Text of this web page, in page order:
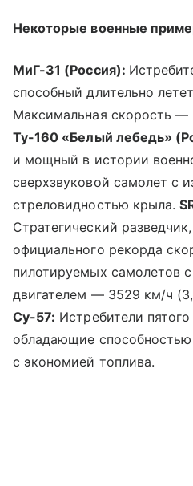
Некоторые военные
МиГ-31 (Россия):
способный длительно
Максимальная скорость
Ту-160 «Белый лебедь»
и мощный в истории
сверхзвуковой самолет с
стреловидностью крыла.
Стратегический
официального рекорда
пилотируемых самолетов
двигателем — 3529 км/ч
Су-57: Истребители
обладающие способностью
с экономией топлива.